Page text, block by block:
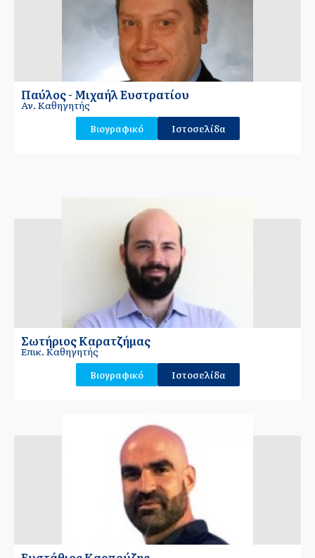
Παύλος - Μιχαήλ Ευστρατίου
Αν. Καθηγητής
Βιογραφικό Ιστοσελίδα
Σωτήριος Καρατζήμας
Επικ. Καθηγητής
Βιογραφικό Ιστοσελίδα